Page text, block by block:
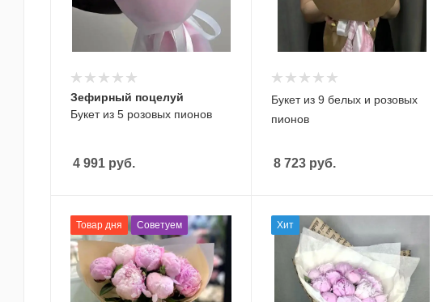
Букет из 5 розовых пионов
Зефирный поцелуй
4 991 руб.
Букет из 9 белых и розовых
пионов
8 723 руб.
Товар дня Советуем Хит